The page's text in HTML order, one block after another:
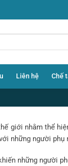
Liên hệ Chế
độc
giới nhằm thể
những người phụ
những người